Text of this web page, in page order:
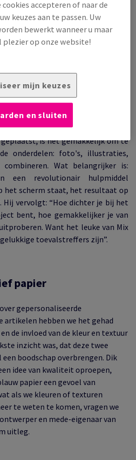
Tuomivara
ontwerper Jaako Tuomivara
en tegelijkertijd mooie
alles plat maken,” zegt Tuomivara.
het alom gebruik van computers
ook voor 3D-objecten. Als alles
is het gemakkelijk om te
onderdelen: foto's, illustraties,
Wat belangrijker is:
een revolutionair hulpmiddel
het scherm staat, het resultaat op
Hij vervolgt: “Hoe dichter je bij het
bent, hoe gemakkelijker je van
Want het leuke van Mix
toevalstreffers zijn”.
papier
gepersonaliseerde
artikelen hebben we het gehad
de invloed van de kleur en textuur
inzicht was, dat deze twee
boodschap overbrengen. Dik
idee van kwaliteit oproepen,
papier een gevoel van
als we kleuren of texturen
te weten te komen, vragen we
en mede-eigenaar van
uitleg.
accepteren of naar de
keuzes aan te passen. Uw
bewerkt wanneer u maar
plezier op onze website!
mijn keuzes
en sluiten